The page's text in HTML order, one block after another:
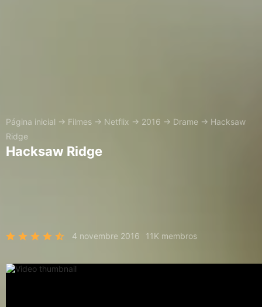
Página inicial → Filmes → Netflix → 2016 → Drame → Hacksaw
Ridge
Hacksaw Ridge
4 novembre 2016 11K membros